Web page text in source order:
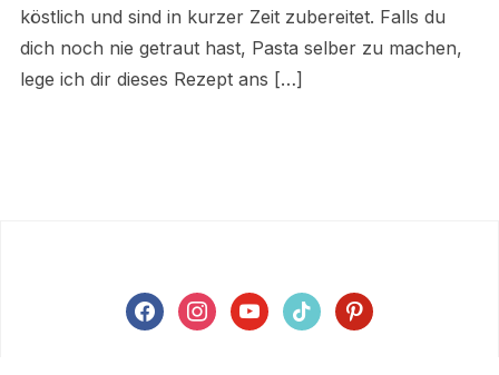
köstlich und sind in kurzer Zeit zubereitet. Falls du
dich noch nie getraut hast, Pasta selber zu machen,
lege ich dir dieses Rezept ans […]
facebookinstagramyoutubetiktok pinterest